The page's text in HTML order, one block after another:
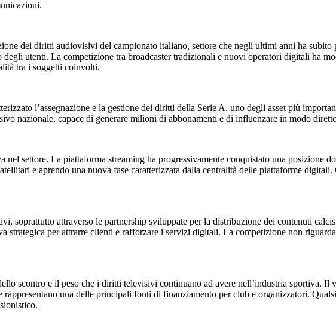
dei diritti audiovisivi del campionato italiano, settore che negli ultimi anni ha subito
utenti. La competizione tra broadcaster tradizionali e nuovi operatori digitali ha
tra i soggetti coinvolti.
l’assegnazione e la gestione dei diritti della Serie A, uno degli asset più
nazionale, capace di generare milioni di abbonamenti e di influenzare in modo
settore. La piattaforma streaming ha progressivamente conquistato una posizione
e aprendo una nuova fase caratterizzata dalla centralità delle piattaforme
soprattutto attraverso le partnership sviluppate per la distribuzione dei contenuti
strategica per attrarre clienti e rafforzare i servizi digitali. La competizione non
scontro e il peso che i diritti televisivi continuano ad avere nell’industria sportiva. Il
una delle principali fonti di finanziamento per club e organizzatori.